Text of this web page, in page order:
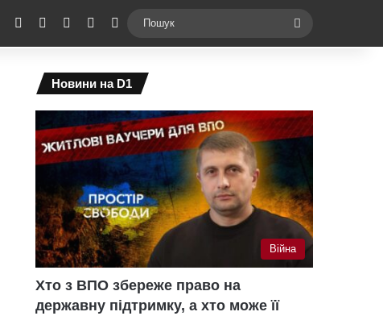
Facebook YouTubeInstagramTelegramSwitch skin
Новини на D1
Війна
Хто з ВПО збереже право на
державну підтримку, а хто може її